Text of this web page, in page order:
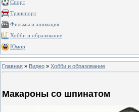
Спорт
Транспорт
Фильмы и анимация
Хобби и образование
Юмор
Главная » Видео » Хобби и образование
Макароны со шпинатом